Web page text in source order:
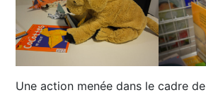
Une action menée dans le cadre